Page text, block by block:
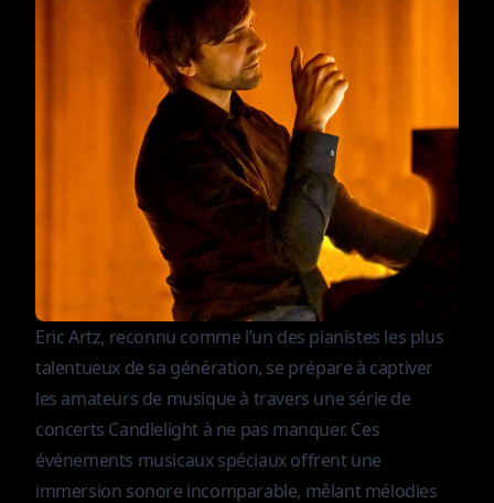
Eric Artz, reconnu comme l’un des pianistes les plus
talentueux de sa génération, se prépare à captiver
les amateurs de musique à travers une série de
concerts Candlelight à ne pas manquer. Ces
événements musicaux spéciaux offrent une
immersion sonore incomparable, mêlant mélodies